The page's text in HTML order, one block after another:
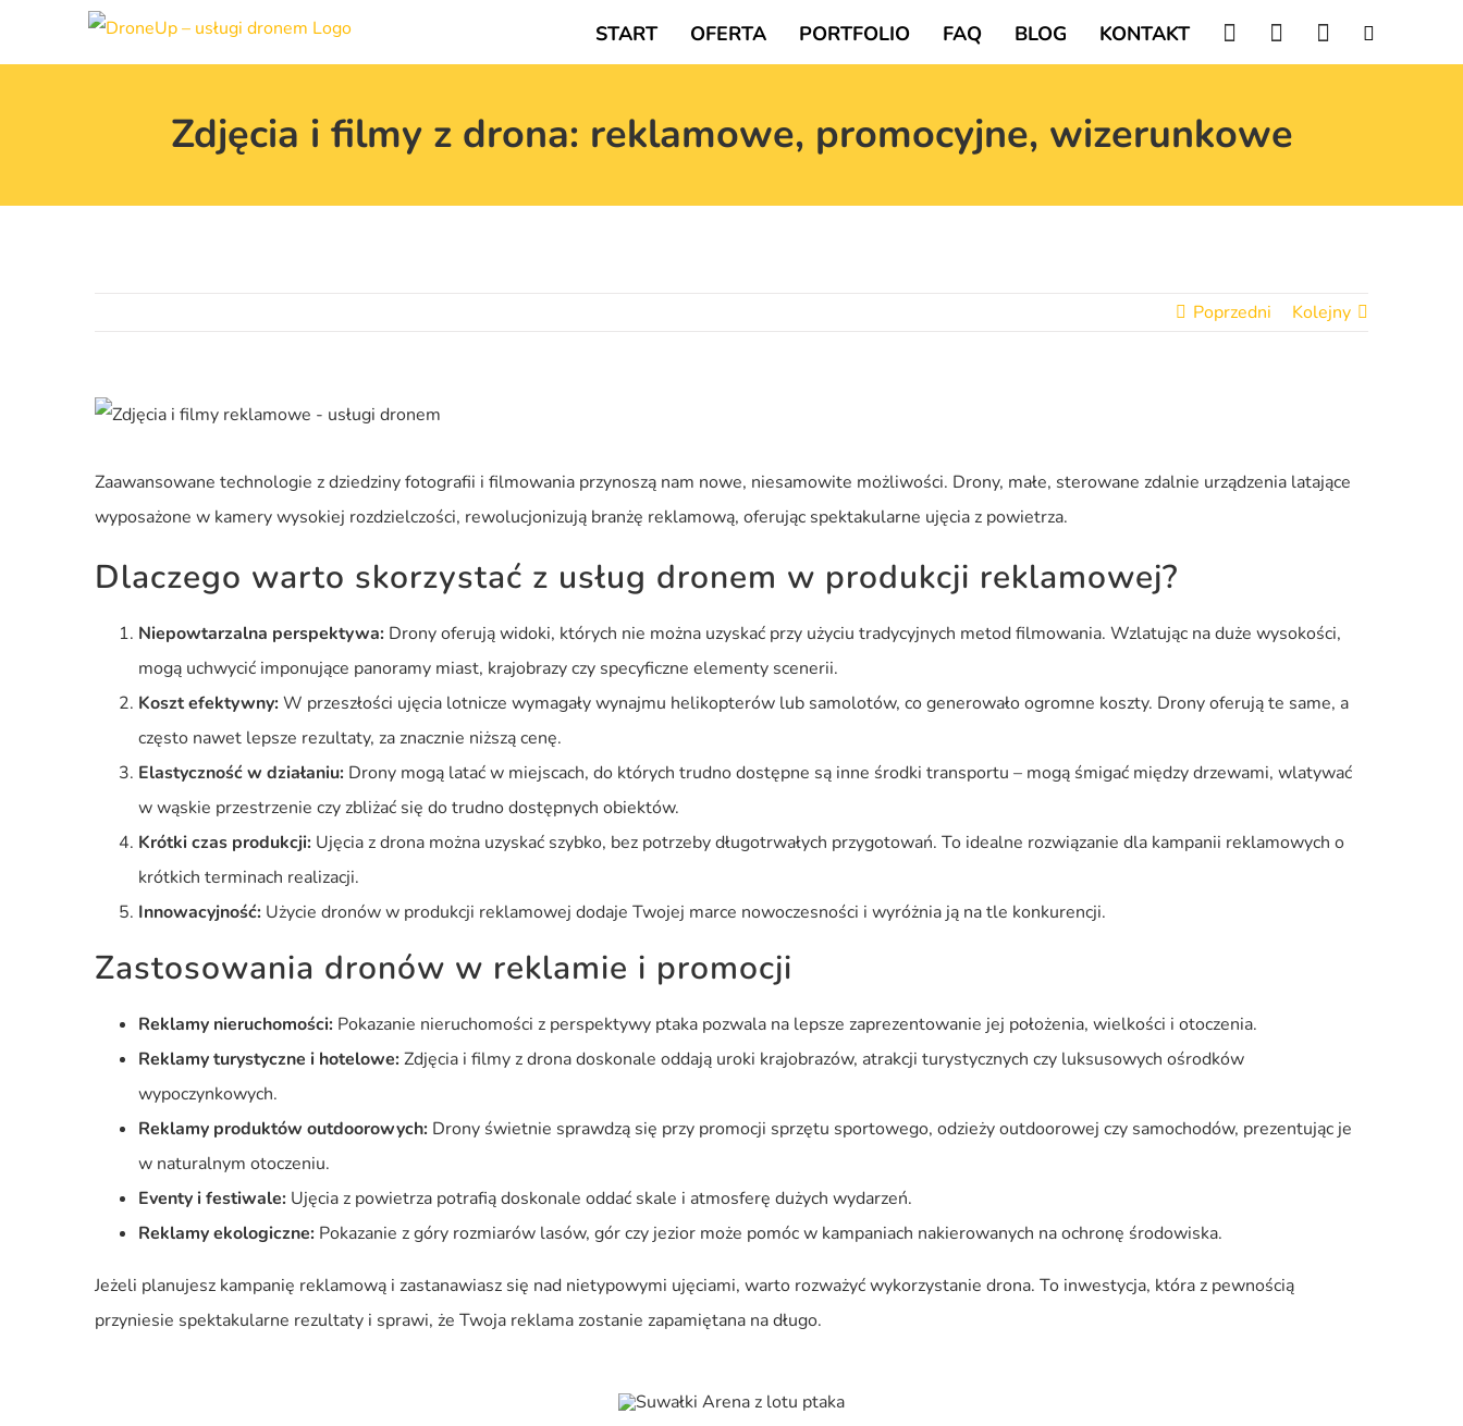
START OFERTA PORTFOLIO FAQ BLOG KONTAKT
Zdjęcia i filmy z drona: reklamowe, promocyjne, wizerunkowe
Poprzedni Kolejny
Zaawansowane technologie z dziedziny fotografii i filmowania przynoszą nam nowe, niesamowite możliwości. Drony, małe, sterowane zdalnie urządzenia latające
wyposażone w kamery wysokiej rozdzielczości, rewolucjonizują branżę reklamową, oferując spektakularne ujęcia z powietrza.
Dlaczego warto skorzystać z usług dronem w produkcji reklamowej?
Niepowtarzalna perspektywa:Drony oferują widoki, których nie można uzyskać przy użyciu tradycyjnych metod filmowania. Wzlatując na duże wysokości,
mogą uchwycić imponujące panoramy miast, krajobrazy czy specyficzne elementy scenerii.
Koszt efektywny:W przeszłości ujęcia lotnicze wymagały wynajmu helikopterów lub samolotów, co generowało ogromne koszty. Drony oferują te same, a
często nawet lepsze rezultaty, za znacznie niższą cenę.
Elastyczność w działaniu:Drony mogą latać w miejscach, do których trudno dostępne są inne środki transportu – mogą śmigać między drzewami, wlatywać
w wąskie przestrzenie czy zbliżać się do trudno dostępnych obiektów.
Krótki czas produkcji:Ujęcia z drona można uzyskać szybko, bez potrzeby długotrwałych przygotowań. To idealne rozwiązanie dla kampanii reklamowych o
krótkich terminach realizacji.
Innowacyjność:Użycie dronów w produkcji reklamowej dodaje Twojej marce nowoczesności i wyróżnia ją na tle konkurencji.
Zastosowania dronów w reklamie i promocji
Reklamy nieruchomości:Pokazanie nieruchomości z perspektywy ptaka pozwala na lepsze zaprezentowanie jej położenia, wielkości i otoczenia.
Reklamy turystyczne i hotelowe:Zdjęcia i filmy z drona doskonale oddają uroki krajobrazów, atrakcji turystycznych czy luksusowych ośrodków
wypoczynkowych.
Reklamy produktów outdoorowych:Drony świetnie sprawdzą się przy promocji sprzętu sportowego, odzieży outdoorowej czy samochodów, prezentując je
w naturalnym otoczeniu.
Eventy i festiwale:Ujęcia z powietrza potrafią doskonale oddać skale i atmosferę dużych wydarzeń.
Reklamy ekologiczne:Pokazanie z góry rozmiarów lasów, gór czy jezior może pomóc w kampaniach nakierowanych na ochronę środowiska.
Jeżeli planujesz kampanię reklamową i zastanawiasz się nad nietypowymi ujęciami, warto rozważyć wykorzystanie drona. To inwestycja, która z pewnością
przyniesie spektakularne rezultaty i sprawi, że Twoja reklama zostanie zapamiętana na długo.